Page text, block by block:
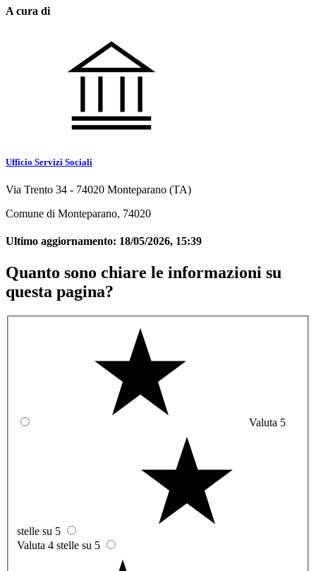
A cura di
Ufficio Servizi Sociali
Via Trento 34 - 74020 Monteparano (TA)
Comune di Monteparano, 74020
Ultimo aggiornamento: 18/05/2026, 15:39
Quanto sono chiare le informazioni su
questa pagina?
Valuta 5
stelle su 5
Valuta 4 stelle su 5